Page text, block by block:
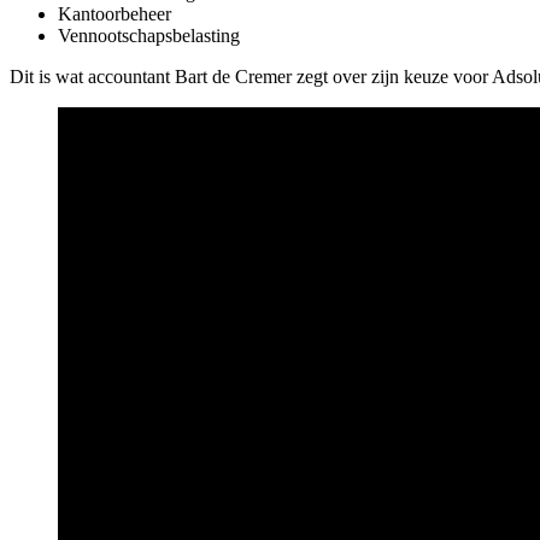
Kantoorbeheer
Vennootschapsbelasting
Dit is wat accountant Bart de Cremer zegt over zijn keuze voor